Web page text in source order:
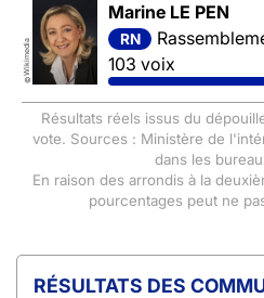
©
Wikimedia
Marine LE PEN
RN
Rassemblement
103 voix
Résultats réels issus du
vote. Sources : Ministère de
dans les
En raison des arrondis à la
pourcentages peut ne